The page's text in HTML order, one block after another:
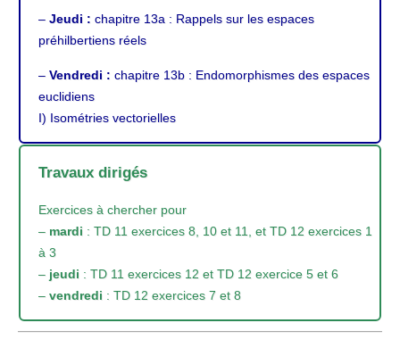
– Jeudi : chapitre 13a : Rappels sur les espaces
préhilbertiens réels
– Vendredi : chapitre 13b : Endomorphismes des espaces
euclidiens
I) Isométries vectorielles
Travaux dirigés
Exercices à chercher pour
– mardi : TD 11 exercices 8, 10 et 11, et TD 12 exercices 1
à 3
– jeudi : TD 11 exercices 12 et TD 12 exercice 5 et 6
– vendredi : TD 12 exercices 7 et 8